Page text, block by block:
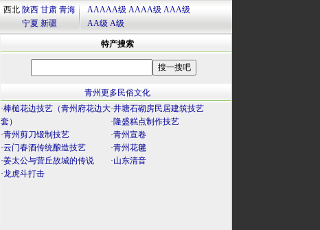
西北 陕西 甘肃 青海
宁夏 新疆
AAAAA级 AAAA级 AAA级
AA级 A级
特产搜索
青州更多民俗文化
·棒槌花边技艺（青州府花边大
套）
·井塘石砌房民居建筑技艺
·隆盛糕点制作技艺
·青州剪刀锻制技艺 ·青州宣卷
·云门春酒传统酿造技艺 ·青州花毽
·姜太公与营丘故城的传说 ·山东清音
·龙虎斗打击